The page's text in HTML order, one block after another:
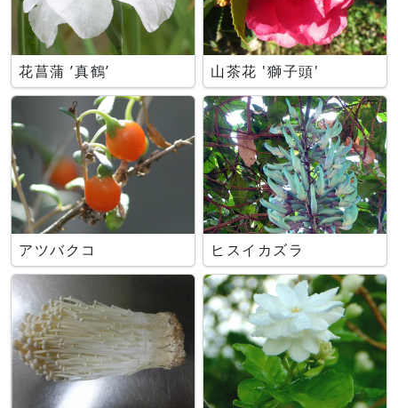
花菖蒲 ’真鶴’ 山茶花 '獅子頭'
アツバクコ ヒスイカズラ